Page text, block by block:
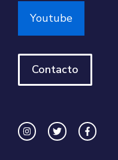
Youtube
Contacto